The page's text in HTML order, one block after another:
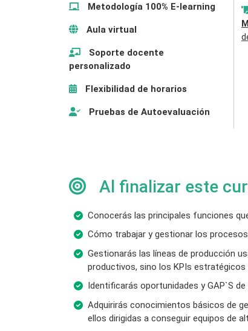
Metodología 100% E-learning
Aula virtual
Soporte docente
personalizado
Flexibilidad de horarios
Pruebas de Autoevaluación
Al finalizar este
Conocerás las principales funciones
Cómo trabajar y gestionar los
Gestionarás las líneas de producción
productivos, sino los KPIs
Identificarás oportunidades y GAP`S
Adquirirás conocimientos básicos de
ellos dirigidas a conseguir equipos de